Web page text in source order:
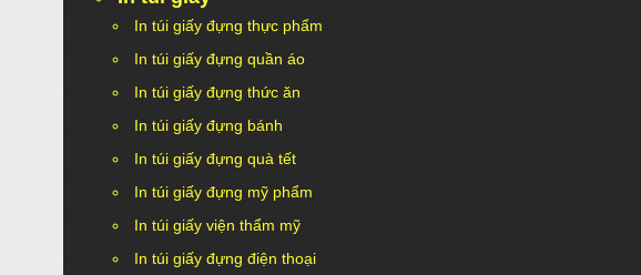
In túi giấy đựng thực phẩm
In túi giấy đựng quần áo
In túi giấy đựng thức ăn
In túi giấy đựng bánh
In túi giấy đựng quà tết
In túi giấy đựng mỹ phẩm
In túi giấy viện thẩm mỹ
In túi giấy đựng điện thoại